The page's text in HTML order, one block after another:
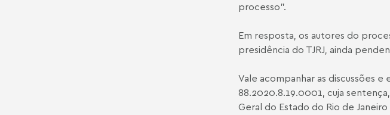
processo”.
Em resposta, os autores do
presidência do TJRJ, ainda
Vale acompanhar as discussões
88.2020.8.19.0001, cuja
Geral do Estado do Rio de